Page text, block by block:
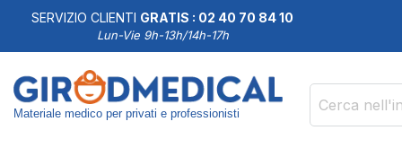
SERVIZIO CLIENTI GRATIS : 02 40 70 84 10
Lun-Vie 9h-13h/14h-17h
O RIMBORSATI
Materiale medico per privati e professionisti